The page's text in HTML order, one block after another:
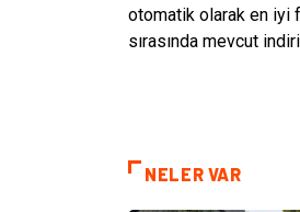
otomatik olarak en iyi
sırasında mevcut
NELER VAR